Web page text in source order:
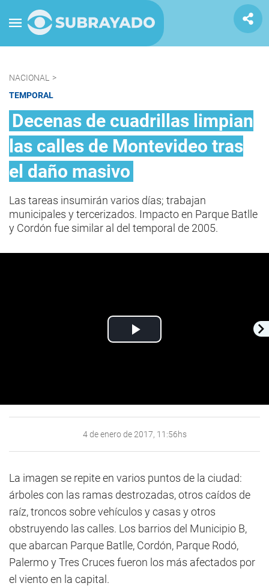
NACIONAL
>
TEMPORAL
Decenas de cuadrillas limpian
las calles de Montevideo tras
el daño masivo
Las tareas insumirán varios días; trabajan
municipales y tercerizados. Impacto en Parque Batlle
y Cordón fue similar al del temporal de 2005.
Play
4 de enero de 2017, 11:56hs
La imagen se repite en varios puntos de la ciudad:
árboles con las ramas destrozadas, otros caídos de
raíz, troncos sobre vehículos y casas y otros
obstruyendo las calles. Los barrios del Municipio B,
que abarcan Parque Batlle, Cordón, Parque Rodó,
Palermo y Tres Cruces fueron los más afectados por
el viento en la capital.